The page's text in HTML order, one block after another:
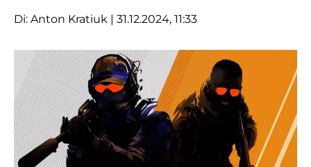
Di: Anton Kratiuk | 31.12.2024, 11:33